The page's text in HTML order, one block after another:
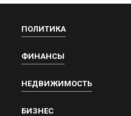
ПОЛИТИКА
ФИНАНСЫ
НЕДВИЖИМОСТЬ
БИЗНЕС